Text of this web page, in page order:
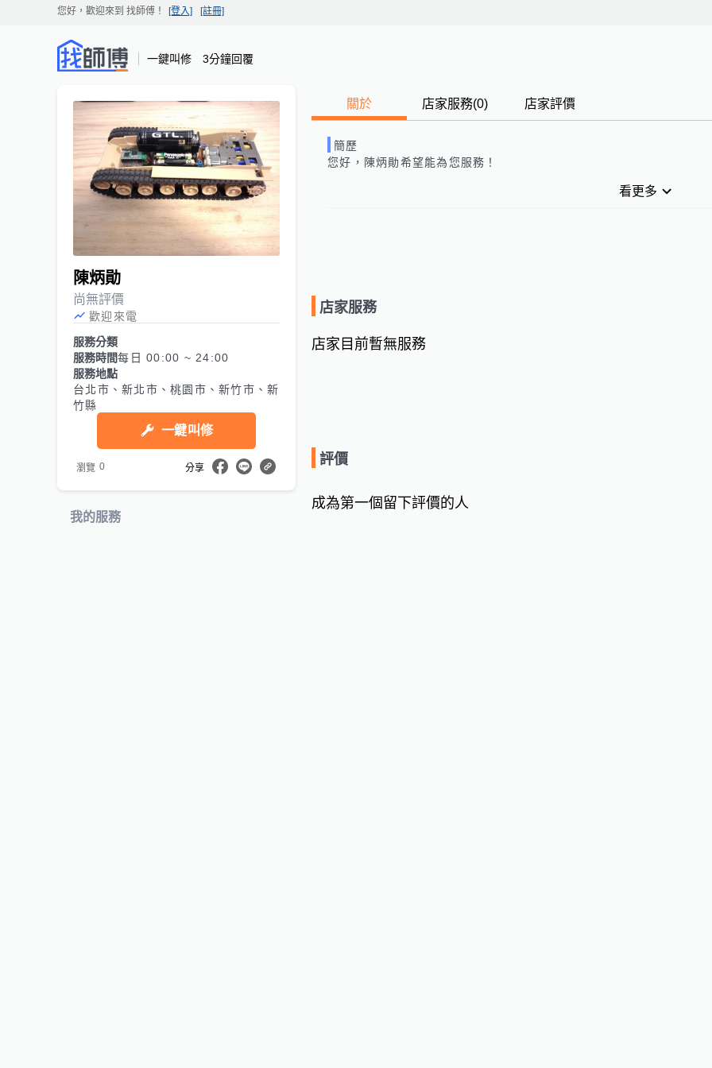
您好，歡迎來到 找師傅 ！ [登入] [註冊]
一鍵叫修 3分鐘回覆
陳炳勛
尚無評價
歡迎來電
服務分類
服務時間每日 00:00 ~ 24:00
服務地點
台北市、新北市、桃園市、新竹市、新
竹縣
一鍵叫修
瀏覽 0 分享
我的服務
關於 店家服務(0) 店家評價
簡歷
您好， 陳炳勛希望能為您服務！
看更多
店家服務
店家目前暫無服務
評價
成為第一個留下評價的人